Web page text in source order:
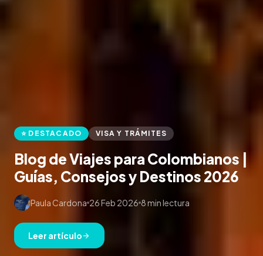
⭐ DESTACADO VISA Y TRÁMITES
Blog de Viajes para Colombianos |
Guías, Consejos y Destinos 2026
Paula Cardona 26 Feb 2026 8 min lectura
Leer artículoarrow_forward